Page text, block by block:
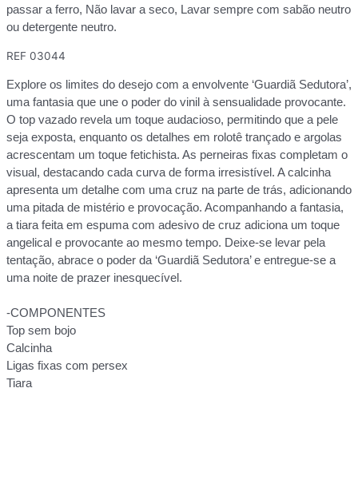
passar a ferro, Não lavar a seco, Lavar sempre com sabão neutro
ou detergente neutro.
REF 03044
Explore os limites do desejo com a envolvente ‘Guardiã Sedutora’,
uma fantasia que une o poder do vinil à sensualidade provocante.
O top vazado revela um toque audacioso, permitindo que a pele
seja exposta, enquanto os detalhes em rolotê trançado e argolas
acrescentam um toque fetichista. As perneiras fixas completam o
visual, destacando cada curva de forma irresistível. A calcinha
apresenta um detalhe com uma cruz na parte de trás, adicionando
uma pitada de mistério e provocação. Acompanhando a fantasia,
a tiara feita em espuma com adesivo de cruz adiciona um toque
angelical e provocante ao mesmo tempo. Deixe-se levar pela
tentação, abrace o poder da ‘Guardiã Sedutora’ e entregue-se a
uma noite de prazer inesquecível.
-COMPONENTES
Top sem bojo
Calcinha
Ligas fixas com persex
Tiara